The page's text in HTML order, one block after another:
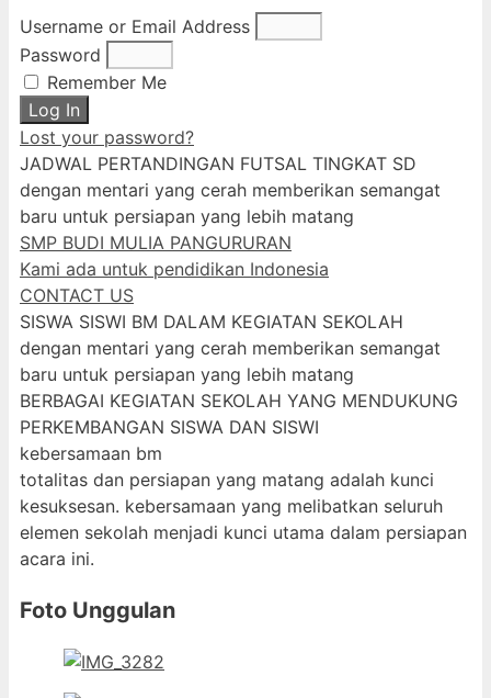
Username or Email Address
Password
Remember Me
Log In
Lost your password?
JADWAL PERTANDINGAN FUTSAL TINGKAT SD
dengan mentari yang cerah memberikan semangat
baru untuk persiapan yang lebih matang
SMP BUDI MULIA PANGURURAN
Kami ada untuk pendidikan Indonesia
CONTACT US
SISWA SISWI BM DALAM KEGIATAN SEKOLAH
dengan mentari yang cerah memberikan semangat
baru untuk persiapan yang lebih matang
BERBAGAI KEGIATAN SEKOLAH YANG MENDUKUNG
PERKEMBANGAN SISWA DAN SISWI
kebersamaan bm
totalitas dan persiapan yang matang adalah kunci
kesuksesan. kebersamaan yang melibatkan seluruh
elemen sekolah menjadi kunci utama dalam persiapan
acara ini.
Foto Unggulan